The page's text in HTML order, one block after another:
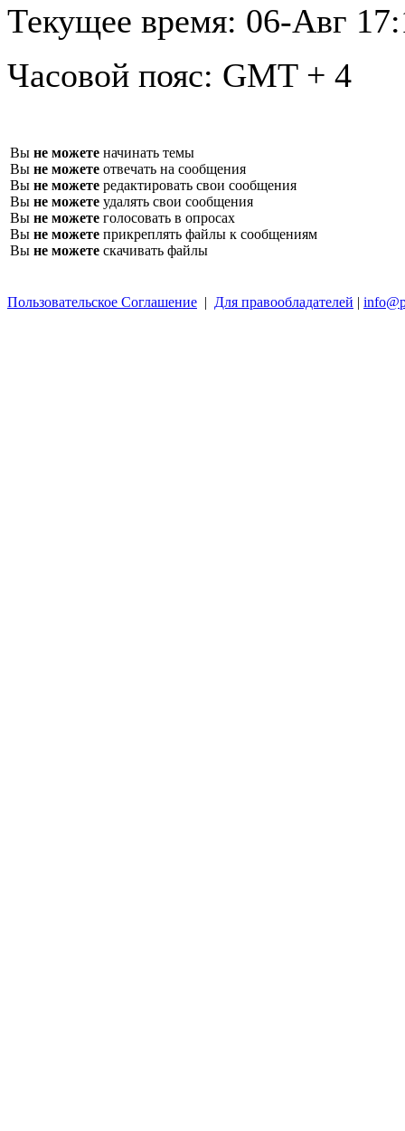
Текущее время: 06-Авг
Часовой пояс: GMT + 4
Вы не можете начинать темы
Вы не можете отвечать на сообщения
Вы не можете редактировать свои сообщения
Вы не можете удалять свои сообщения
Вы не можете голосовать в опросах
Вы не можете прикреплять файлы к сообщениям
Вы не можете скачивать файлы
Пользовательское Соглашение | Для правообладателей |